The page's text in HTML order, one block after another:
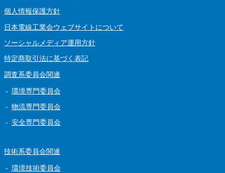
個人情報保護方針
日本電線工業会ウェブサイトについて
ソーシャルメディア運用方針
特定商取引法に基づく表記
調査系委員会関連
環境専門委員会
物流専門委員会
安全専門委員会
技術系委員会関連
環境技術委員会